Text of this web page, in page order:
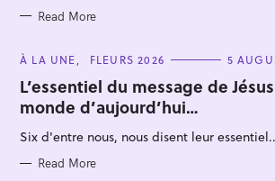
Read More
C
T
E
G
O
R
I
S
À LA UNE FLEURS 2026 5
L’essentiel du message de
monde d’aujourd’hui…
Six d'entre nous, nous disent leur
Read More
e
a
r
h
f